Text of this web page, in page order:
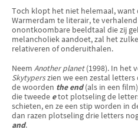
Toch klopt het niet helemaal, want
Warmerdam te literair, te
onontkoombare beeldtaal die zij
melancholiek aandoet, zal het
relativeren of onderuithalen.
Neem Another planet(1998). In het
Skytyperszien we een zestal
de woorden the end(als in een
die tweede etot plotseling de
schieten, en ze een stip worden in
dan razen plotseling drie letters
and.